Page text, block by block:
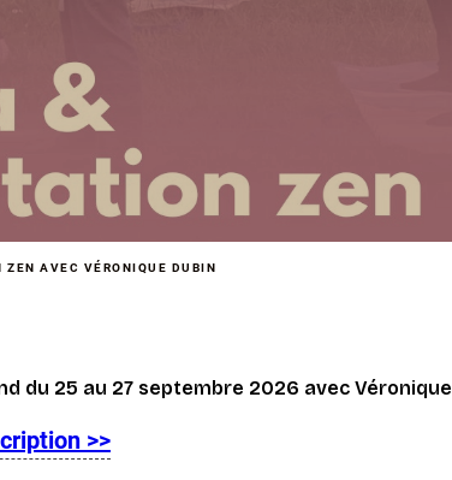
ZEN AVEC VÉRONIQUE DUBIN
du 25 au 27 septembre 2026 avec
>>